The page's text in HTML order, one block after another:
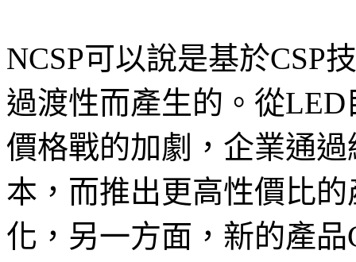
NCSP可以說是基於CSP
過渡性而產生的。從
價格戰的加劇，企業通
本，而推出更高性價比
化，另一方面，新的產